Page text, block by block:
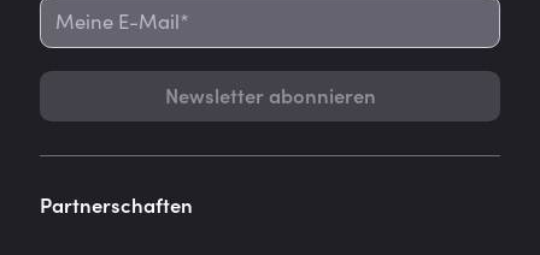
Newsletter abonnieren
Partnerschaften